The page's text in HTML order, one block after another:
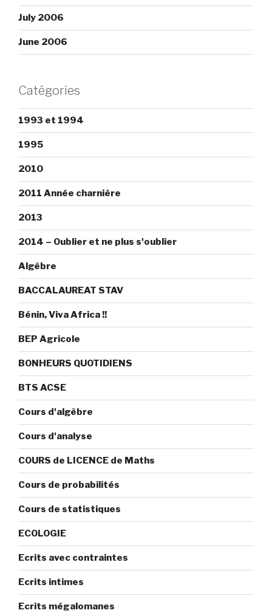
July 2006
June 2006
Catégories
1993 et 1994
1995
2010
2011 Année charnière
2013
2014 – Oublier et ne plus s'oublier
Algèbre
BACCALAUREAT STAV
Bénin, Viva Africa !!
BEP Agricole
BONHEURS QUOTIDIENS
BTS ACSE
Cours d'algèbre
Cours d'analyse
COURS de LICENCE de Maths
Cours de probabilités
Cours de statistiques
ECOLOGIE
Ecrits avec contraintes
Ecrits intimes
Ecrits mégalomanes